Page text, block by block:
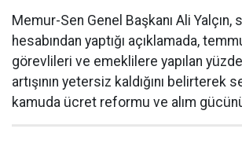
Memur-Sen Genel Başkanı Ali Yalçın,
hesabından yaptığı açıklamada,
görevlileri ve emeklilere yapılan
artışının yetersiz kaldığını belirterek
kamuda ücret reformu ve alım